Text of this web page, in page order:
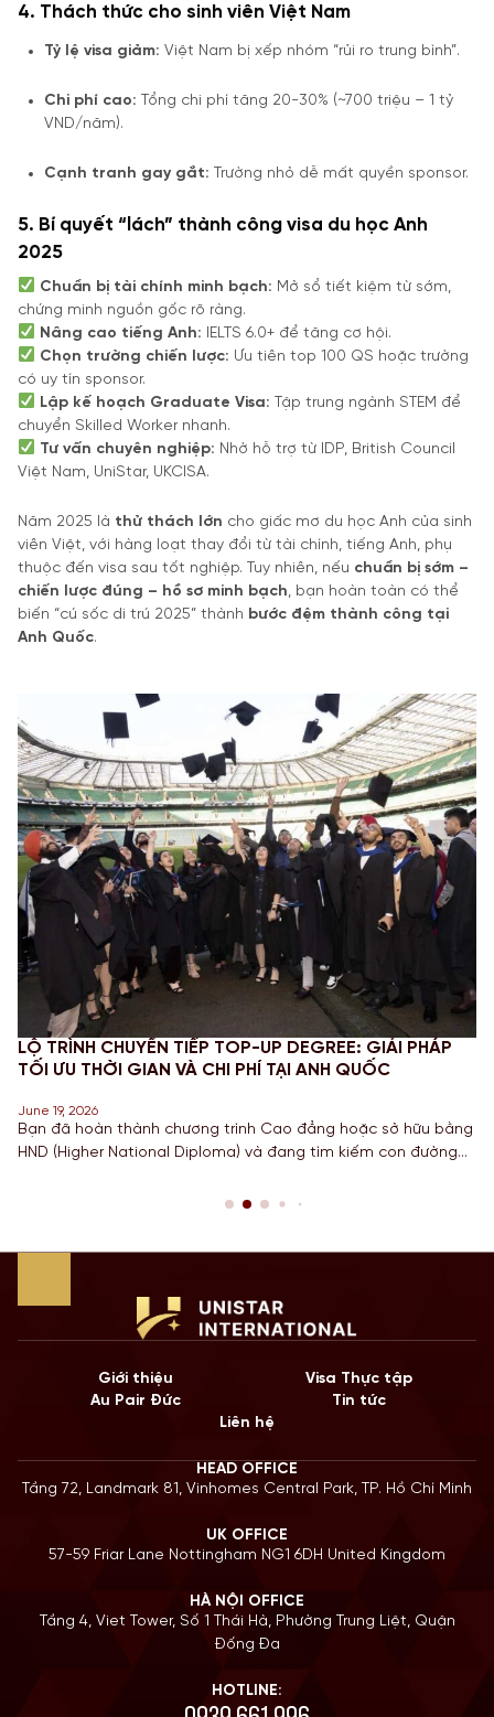
4. Thách thức cho sinh viên Việt Nam
Tỷ lệ visa giảm: Việt Nam bị xếp nhóm “rủi ro trung bình”.
Chi phí cao: Tổng chi phí tăng 20-30% (~700 triệu – 1 tỷ
VND/năm).
Cạnh tranh gay gắt: Trường nhỏ dễ mất quyền sponsor.
5. Bí quyết “lách” thành công visa du học Anh
2025
Chuẩn bị tài chính minh bạch: Mở sổ tiết kiệm từ sớm,
chứng minh nguồn gốc rõ ràng.
Nâng cao tiếng Anh: IELTS 6.0+ để tăng cơ hội.
Chọn trường chiến lược: Ưu tiên top 100 QS hoặc trường
có uy tín sponsor.
Lập kế hoạch Graduate Visa: Tập trung ngành STEM để
chuyển Skilled Worker nhanh.
Tư vấn chuyên nghiệp: Nhờ hỗ trợ từ IDP, British Council
Việt Nam, UniStar, UKCISA.
Năm 2025 là thử thách lớn cho giấc mơ du học Anh của sinh
viên Việt, với hàng loạt thay đổi từ tài chính, tiếng Anh, phụ
thuộc đến visa sau tốt nghiệp. Tuy nhiên, nếu chuẩn bị sớm –
chiến lược đúng – hồ sơ minh bạch, bạn hoàn toàn có thể
biến “cú sốc di trú 2025” thành bước đệm thành công tại
Anh Quốc.
LỘ TRÌNH CHUYỂN TIẾP TOP-UP DEGREE: GIẢI PHÁP
TỐI ƯU THỜI GIAN VÀ CHI PHÍ TẠI ANH QUỐC
June 19, 2026
Bạn đã hoàn thành chương trình Cao đẳng hoặc sở hữu bằng
HND (Higher National Diploma) và đang tìm kiếm con đường
Quốc gia có nền giáo dục hàng đầu? Lộ trình chuyển tiếp
Giới thiệu
Visa Thực tập
Au Pair Đức
Tin tức
Liên hệ
HEAD OFFICE
Tầng 72, Landmark 81, Vinhomes Central Park, TP. Hồ Chí Minh
UK OFFICE
57-59 Friar Lane Nottingham NG1 6DH United Kingdom
HÀ NỘI OFFICE
Tầng 4, Viet Tower, Số 1 Thái Hà, Phường Trung Liệt, Quận
Đống Đa
HOTLINE: